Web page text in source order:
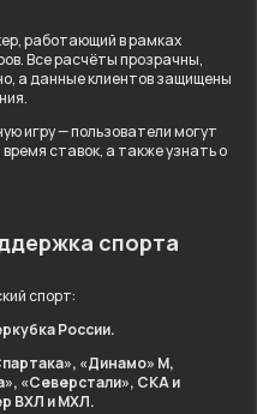
работающий в рамках
Все расчёты прозрачны,
а данные клиентов защищены
игру — пользователи могут
ставок, а также узнать о
спорта
спорт:
России.
«Динамо» М,
«Северстали», СКА и
ВХЛ и МХЛ.